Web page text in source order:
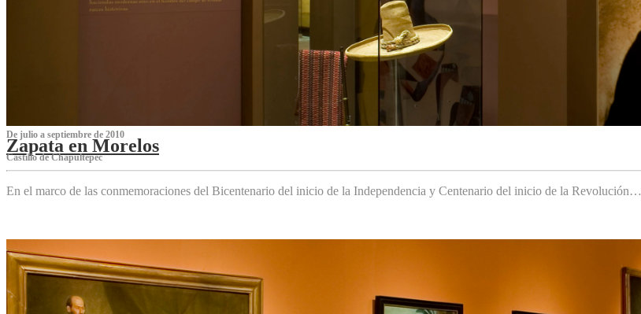
De julio a septiembre de 2010
Zapata en Morelos
Castillo de Chapultepec
En el marco de las conmemoraciones del Bicentenario del inicio de la Independencia y Centenario del inicio de la Revolución…